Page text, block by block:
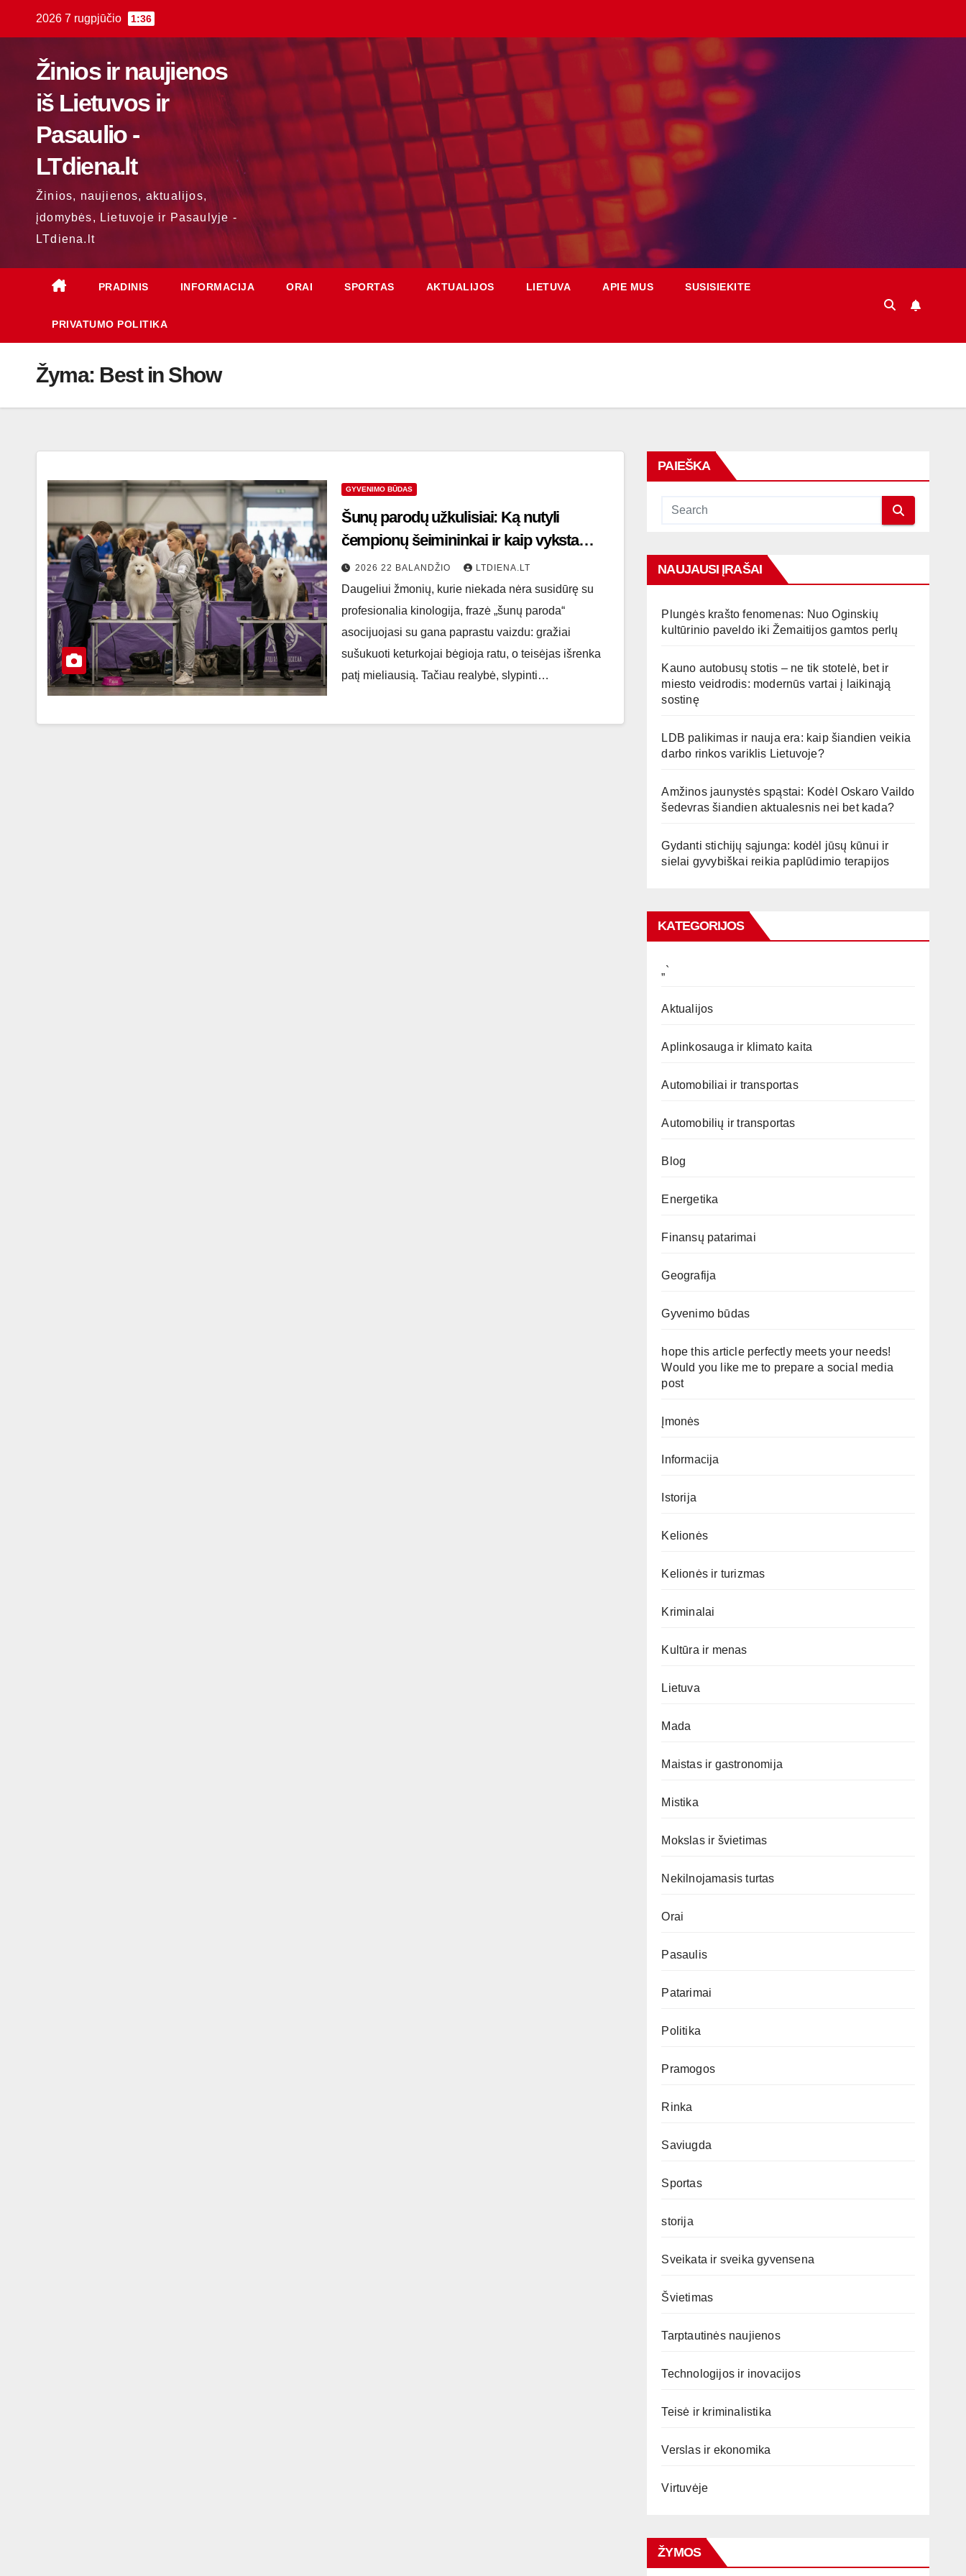
2026 7 rugpjūčio 1:36
Žinios ir naujienos
iš Lietuvos ir
Pasaulio -
LTdiena.lt
Žinios, naujienos, aktualijos,
įdomybės, Lietuvoje ir Pasaulyje -
LTdiena.lt
PRADINIS INFORMACIJA ORAI SPORTAS AKTUALIJOS LIETUVA APIE MUS SUSISIEKITE
PRIVATUMO POLITIKA
Žyma: Best in Show
GYVENIMO BŪDAS
Šunų parodų užkulisiai: Ką nutyli
čempionų šeimininkai ir kaip vyksta
kova dėl titulų?
2026 22 BALANDŽIO LTDIENA.LT
Daugeliui žmonių, kurie niekada nėra susidūrę su
profesionalia kinologija, frazė „šunų paroda“
asocijuojasi su gana paprastu vaizdu: gražiai
sušukuoti keturkojai bėgioja ratu, o teisėjas išrenka
patį mieliausią. Tačiau realybė, slypinti…
PAIEŠKA
NAUJAUSI ĮRAŠAI
Plungės krašto fenomenas: Nuo Oginskių
kultūrinio paveldo iki Žemaitijos gamtos perlų
Kauno autobusų stotis – ne tik stotelė, bet ir
miesto veidrodis: modernūs vartai į laikinąją
sostinę
LDB palikimas ir nauja era: kaip šiandien veikia
darbo rinkos variklis Lietuvoje?
Amžinos jaunystės spąstai: Kodėl Oskaro Vaildo
šedevras šiandien aktualesnis nei bet kada?
Gydanti stichijų sąjunga: kodėl jūsų kūnui ir
sielai gyvybiškai reikia paplūdimio terapijos
KATEGORIJOS
„`
Aktualijos
Aplinkosauga ir klimato kaita
Automobiliai ir transportas
Automobilių ir transportas
Blog
Energetika
Finansų patarimai
Geografija
Gyvenimo būdas
hope this article perfectly meets your needs!
Would you like me to prepare a social media
post
Įmonės
Informacija
Istorija
Kelionės
Kelionės ir turizmas
Kriminalai
Kultūra ir menas
Lietuva
Mada
Maistas ir gastronomija
Mistika
Mokslas ir švietimas
Nekilnojamasis turtas
Orai
Pasaulis
Patarimai
Politika
Pramogos
Rinka
Saviugda
Sportas
storija
Sveikata ir sveika gyvensena
Švietimas
Tarptautinės naujienos
Technologijos ir inovacijos
Teisė ir kriminalistika
Verslas ir ekonomika
Virtuvėje
ŽYMOS